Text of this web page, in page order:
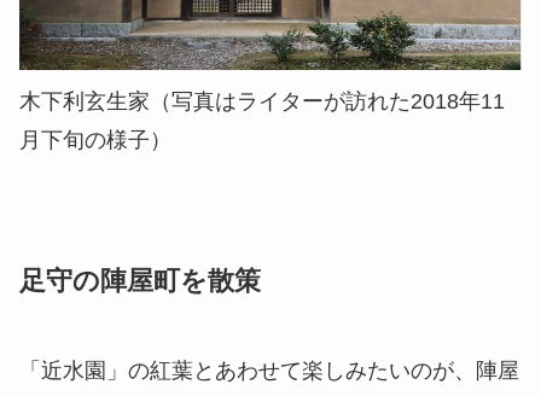
木下利玄生家（写真はライターが訪れた2018年11
月下旬の様子）
足守の陣屋町を散策
「近水園」の紅葉とあわせて楽しみたいのが、陣屋